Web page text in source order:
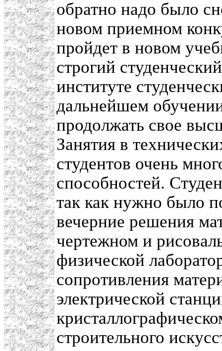
обратно надо было
новом приемном
пройдет в новом
строгий
институте
дальнейшем
продолжать свое
Занятия в
студентов очень
способностей.
так как нужно было
вечерние решения
чертежном и
физической
сопротивления
электрической
строительного